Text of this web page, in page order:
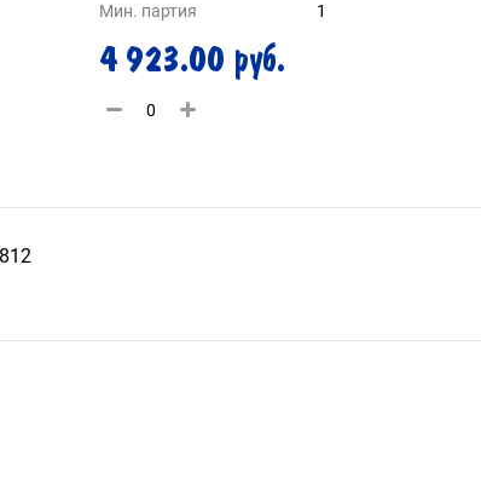
Мин. партия
1
4 923.00 руб.
812